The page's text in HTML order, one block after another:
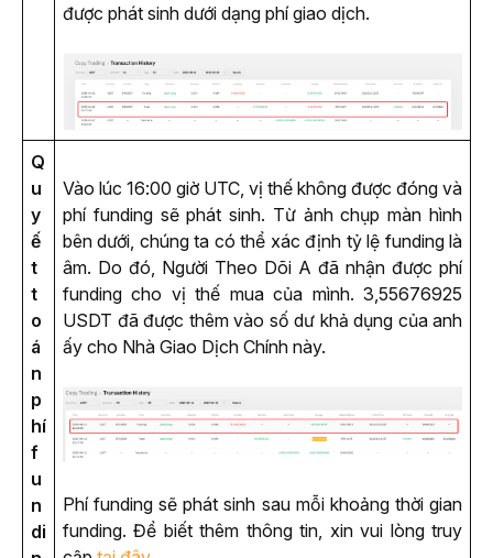
được phát sinh dưới dạng phí giao dịch.
Q
u
y
ế
t
t
o
á
n
p
hí
f
u
n
di
Vào lúc 16:00 giờ UTC, vị thế không được đóng và
phí funding sẽ phát sinh. Từ ảnh chụp màn hình
bên dưới, chúng ta có thể xác định tỷ lệ funding là
âm. Do đó, Người Theo Dõi A đã nhận được phí
funding cho vị thế mua của mình. 3,55676925
USDT đã được thêm vào số dư khả dụng của anh
ấy cho Nhà Giao Dịch Chính này.
Phí funding sẽ phát sinh sau mỗi khoảng thời gian
funding. Để biết thêm thông tin, xin vui lòng truy